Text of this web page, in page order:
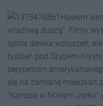
Hasłem
wrażliwą duszą". Filmy
spora dawka wzruszeń,
tydzień pod Szybem
perypetiom
się na zamianę mieszkań
"Kanapa w Nowym Jorku"